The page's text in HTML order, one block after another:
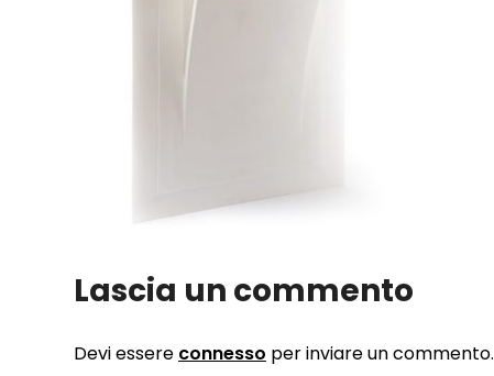
Lascia un commento
Devi essere connesso per inviare un commento.